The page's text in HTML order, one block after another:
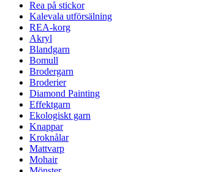
Rea på stickor
Kalevala utförsälning
REA-korg
Akryl
Blandgarn
Bomull
Brodergarn
Broderier
Diamond Painting
Effektgarn
Ekologiskt garn
Knappar
Kroknålar
Mattvarp
Mohair